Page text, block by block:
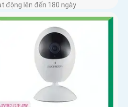
động lên đến 180 ngày